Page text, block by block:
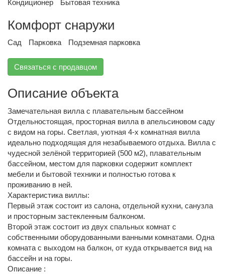
Кондиционер
Бытовая техника
Комфорт снаружи
Сад Парковка Подземная парковка
Связаться с продавцом
Описание объекта
Замечательная вилла с плавательным бассейном
Отдельностоящая, просторная вилла в апельсиновом саду
с видом на горы. Светлая, уютная 4-х комнатная вилла
идеально подходящая для незабываемого отдыха. Вилла с
чудесной зелёной территорией (500 м2), плавательным
бассейном, местом для парковки содержит комплект
мебели и бытовой техники и полностью готова к
проживанию в ней.
Характеристика виллы:
Первый этаж состоит из салона, отдельной кухни, санузла
и просторным застекленным балконом.
Второй этаж состоит из двух спальных комнат с
собственными оборудованными ванными комнатами. Одна
комната с выходом на балкон, от куда открывается вид на
бассейн и на горы.
Описание :